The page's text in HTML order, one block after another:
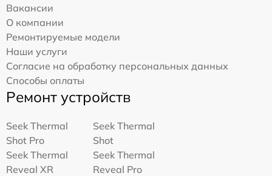
Вакансии
О компании
Ремонтируемые модели
Наши услуги
Согласие на обработку персональных данных
Способы оплаты
Ремонт устройств
Seek Thermal
Shot Pro
Seek Thermal
Shot
Seek Thermal
Reveal XR
Seek Thermal
Reveal Pro